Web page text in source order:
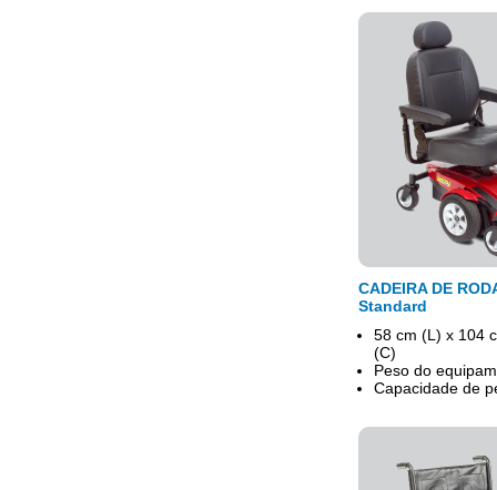
CADEIRA DE
Standard
58 cm (L) x 104
(C)
Peso do
Capacidade de